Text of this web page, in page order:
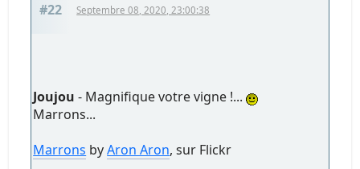
#22 Septembre 08, 2020, 23:00:38
Joujou - Magnifique votre vigne !...
Marrons...
Marrons byAron Aron, sur Flickr